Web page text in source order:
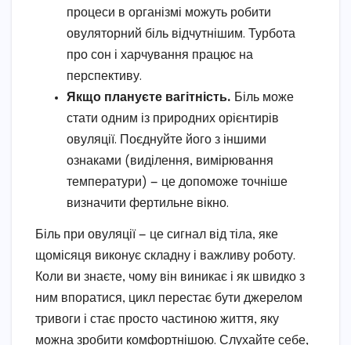
процеси в організмі можуть робити
овуляторний біль відчутнішим. Турбота
про сон і харчування працює на
перспективу.
Якщо плануєте вагітність. Біль може
стати одним із природних орієнтирів
овуляції. Поєднуйте його з іншими
ознаками (виділення, вимірювання
температури) — це допоможе точніше
визначити фертильне вікно.
Біль при овуляції — це сигнал від тіла, яке
щомісяця виконує складну і важливу роботу.
Коли ви знаєте, чому він виникає і як швидко з
ним впоратися, цикл перестає бути джерелом
тривоги і стає просто частиною життя, яку
можна зробити комфортнішою. Слухайте себе,